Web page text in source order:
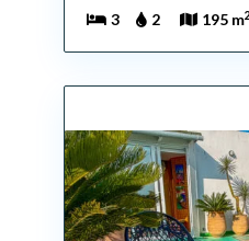
3
2 195 m2